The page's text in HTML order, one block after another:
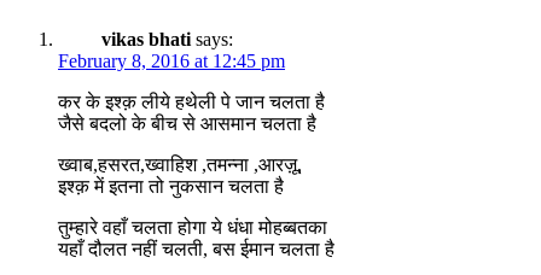
vikas bhati says:
February 8, 2016 at 12:45 pm
कर के इश्क़ लीये हथेली पे जान चलता है
जैसे बदलो के बीच से आसमान चलता है
ख्वाब,हसरत,ख्वाहिश ,तमन्ना ,आरज़ू,
इश्क़ में इतना तो नुकसान चलता है
तुम्हारे वहाँ चलता होगा ये धंधा मोहब्बतका
यहाँ दौलत नहीं चलती, बस ईमान चलता है